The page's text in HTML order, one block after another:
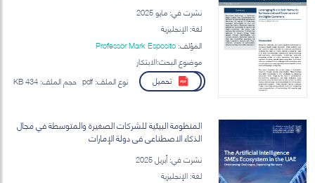
نشرت في: مايو 2025
لغة: الإنجليزية
المؤلف: Professor Mark Esposito
موضوع البحث:الابتكار
تحميل
نوع الملف: حجم الملف:
المنظومة البيئية للشركات الصغيرة والمتوسطة في مجال
الذكاء الاصطناعي في دولة الإمارات
نشرت في: أبريل 2025
لغة: الإنجليزية